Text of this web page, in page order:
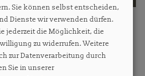
Leisure bestimmt
Sie können selbst entscheiden,
Dienste wir verwenden dürfen.
jederzeit die Möglichkeit, die
zu widerrufen. Weitere
zur Datenverarbeitung durch
Sie in unserer